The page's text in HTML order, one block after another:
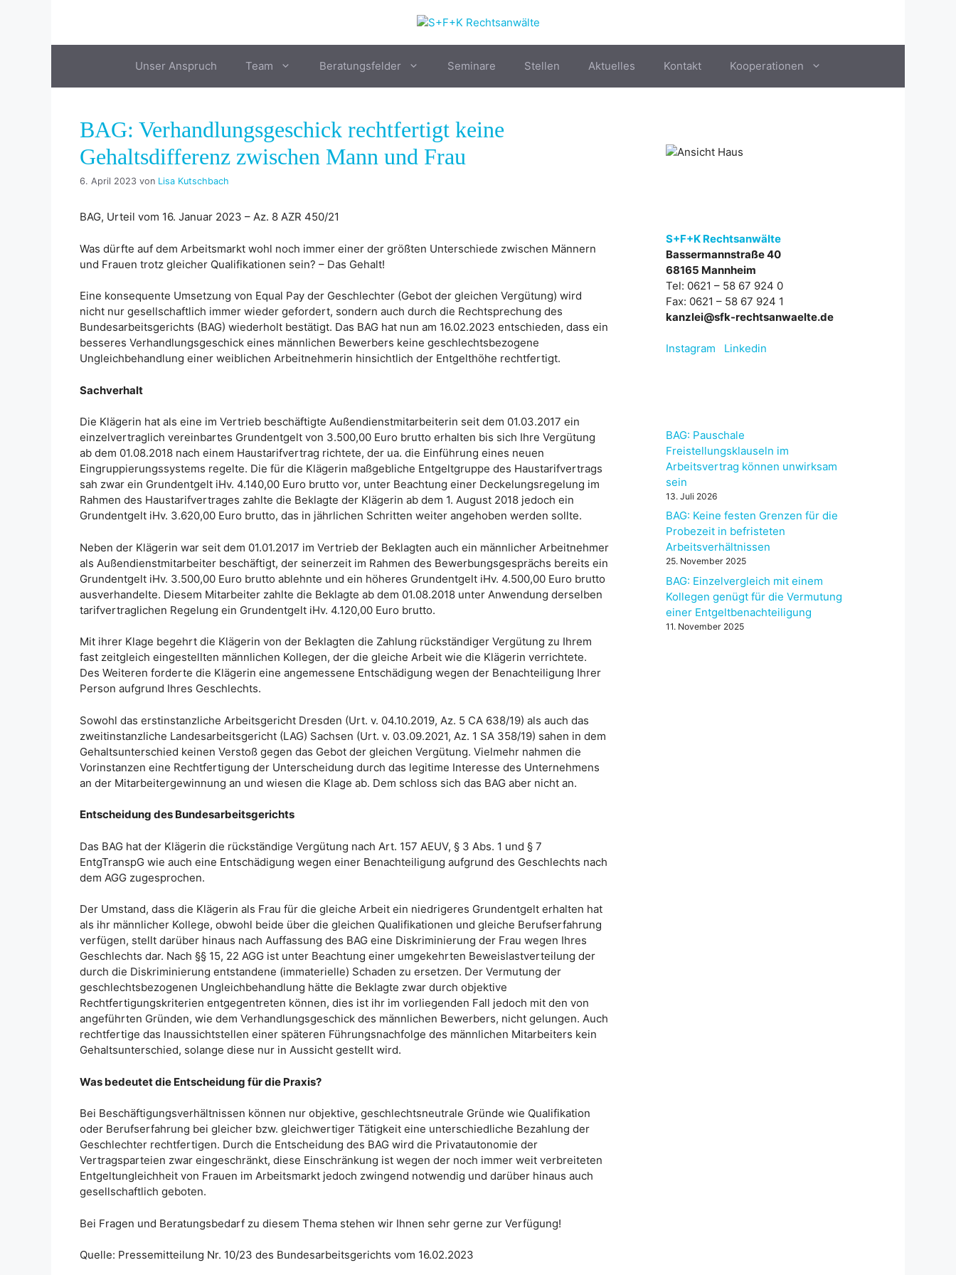
Unser Anspruch Team Beratungsfelder Seminare Stellen Aktuelles Kontakt Kooperationen
BAG: Verhandlungsgeschick rechtfertigt keine
Gehaltsdifferenz zwischen Mann und Frau
6. April 2023 von Lisa Kutschbach
BAG, Urteil vom 16. Januar 2023 – Az. 8 AZR 450/21
Was dürfte auf dem Arbeitsmarkt wohl noch immer einer der größten Unterschiede zwischen Männern
und Frauen trotz gleicher Qualifikationen sein? – Das Gehalt!
Eine konsequente Umsetzung von Equal Pay der Geschlechter (Gebot der gleichen Vergütung) wird
nicht nur gesellschaftlich immer wieder gefordert, sondern auch durch die Rechtsprechung des
Bundesarbeitsgerichts (BAG) wiederholt bestätigt. Das BAG hat nun am 16.02.2023 entschieden, dass ein
besseres Verhandlungsgeschick eines männlichen Bewerbers keine geschlechtsbezogene
Ungleichbehandlung einer weiblichen Arbeitnehmerin hinsichtlich der Entgelthöhe rechtfertigt.
Sachverhalt
Die Klägerin hat als eine im Vertrieb beschäftigte Außendienstmitarbeiterin seit dem 01.03.2017 ein
einzelvertraglich vereinbartes Grundentgelt von 3.500,00 Euro brutto erhalten bis sich Ihre Vergütung
ab dem 01.08.2018 nach einem Haustarifvertrag richtete, der ua. die Einführung eines neuen
Eingruppierungssystems regelte. Die für die Klägerin maßgebliche Entgeltgruppe des Haustarifvertrags
sah zwar ein Grundentgelt iHv. 4.140,00 Euro brutto vor, unter Beachtung einer Deckelungsregelung im
Rahmen des Haustarifvertrages zahlte die Beklagte der Klägerin ab dem 1. August 2018 jedoch ein
Grundentgelt iHv. 3.620,00 Euro brutto, das in jährlichen Schritten weiter angehoben werden sollte.
Neben der Klägerin war seit dem 01.01.2017 im Vertrieb der Beklagten auch ein männlicher Arbeitnehmer
als Außendienstmitarbeiter beschäftigt, der seinerzeit im Rahmen des Bewerbungsgesprächs bereits ein
Grundentgelt iHv. 3.500,00 Euro brutto ablehnte und ein höheres Grundentgelt iHv. 4.500,00 Euro brutto
ausverhandelte. Diesem Mitarbeiter zahlte die Beklagte ab dem 01.08.2018 unter Anwendung derselben
tarifvertraglichen Regelung ein Grundentgelt iHv. 4.120,00 Euro brutto.
Mit ihrer Klage begehrt die Klägerin von der Beklagten die Zahlung rückständiger Vergütung zu Ihrem
fast zeitgleich eingestellten männlichen Kollegen, der die gleiche Arbeit wie die Klägerin verrichtete.
Des Weiteren forderte die Klägerin eine angemessene Entschädigung wegen der Benachteiligung Ihrer
Person aufgrund Ihres Geschlechts.
Sowohl das erstinstanzliche Arbeitsgericht Dresden (Urt. v. 04.10.2019, Az. 5 CA 638/19) als auch das
zweitinstanzliche Landesarbeitsgericht (LAG) Sachsen (Urt. v. 03.09.2021, Az. 1 SA 358/19) sahen in dem
Gehaltsunterschied keinen Verstoß gegen das Gebot der gleichen Vergütung. Vielmehr nahmen die
Vorinstanzen eine Rechtfertigung der Unterscheidung durch das legitime Interesse des Unternehmens
an der Mitarbeitergewinnung an und wiesen die Klage ab. Dem schloss sich das BAG aber nicht an.
Entscheidung des Bundesarbeitsgerichts
Das BAG hat der Klägerin die rückständige Vergütung nach Art. 157 AEUV, § 3 Abs. 1 und § 7
EntgTranspG wie auch eine Entschädigung wegen einer Benachteiligung aufgrund des Geschlechts nach
dem AGG zugesprochen.
Der Umstand, dass die Klägerin als Frau für die gleiche Arbeit ein niedrigeres Grundentgelt erhalten hat
als ihr männlicher Kollege, obwohl beide über die gleichen Qualifikationen und gleiche Berufserfahrung
verfügen, stellt darüber hinaus nach Auffassung des BAG eine Diskriminierung der Frau wegen Ihres
Geschlechts dar. Nach §§ 15, 22 AGG ist unter Beachtung einer umgekehrten Beweislastverteilung der
durch die Diskriminierung entstandene (immaterielle) Schaden zu ersetzen. Der Vermutung der
geschlechtsbezogenen Ungleichbehandlung hätte die Beklagte zwar durch objektive
Rechtfertigungskriterien entgegentreten können, dies ist ihr im vorliegenden Fall jedoch mit den von
angeführten Gründen, wie dem Verhandlungsgeschick des männlichen Bewerbers, nicht gelungen. Auch
rechtfertige das Inaussichtstellen einer späteren Führungsnachfolge des männlichen Mitarbeiters kein
Gehaltsunterschied, solange diese nur in Aussicht gestellt wird.
Was bedeutet die Entscheidung für die Praxis?
Bei Beschäftigungsverhältnissen können nur objektive, geschlechtsneutrale Gründe wie Qualifikation
oder Berufserfahrung bei gleicher bzw. gleichwertiger Tätigkeit eine unterschiedliche Bezahlung der
Geschlechter rechtfertigen. Durch die Entscheidung des BAG wird die Privatautonomie der
Vertragsparteien zwar eingeschränkt, diese Einschränkung ist wegen der noch immer weit verbreiteten
Entgeltungleichheit von Frauen im Arbeitsmarkt jedoch zwingend notwendig und darüber hinaus auch
gesellschaftlich geboten.
Bei Fragen und Beratungsbedarf zu diesem Thema stehen wir Ihnen sehr gerne zur Verfügung!
Quelle: Pressemitteilung Nr. 10/23 des Bundesarbeitsgerichts vom 16.02.2023
S+F+K Rechtsanwälte
Bassermannstraße 40
68165 Mannheim
Tel: 0621 – 58 67 924 0
Fax: 0621 – 58 67 924 1
kanzlei@sfk-rechtsanwaelte.de
Instagram Linkedin
BAG: Pauschale
Freistellungsklauseln im
Arbeitsvertrag können unwirksam
sein
13. Juli 2026
BAG: Keine festen Grenzen für die
Probezeit in befristeten
Arbeitsverhältnissen
25. November 2025
BAG: Einzelvergleich mit einem
Kollegen genügt für die Vermutung
einer Entgeltbenachteiligung
11. November 2025